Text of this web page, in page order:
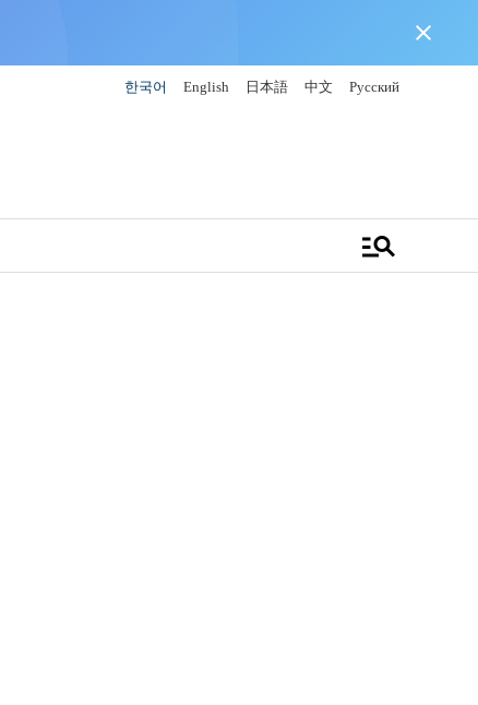
close
한국어 English 日本語 中文 Русский
manage_search